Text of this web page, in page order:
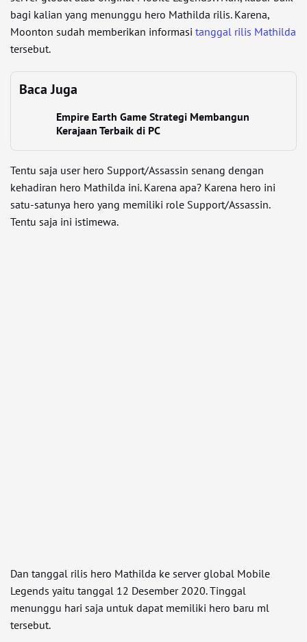
bagi kalian yang menunggu hero Mathilda rilis. Karena,
Moonton sudah memberikan informasi tanggal rilis Mathilda
tersebut.
Baca Juga
Empire Earth Game Strategi Membangun
Kerajaan Terbaik di PC
Tentu saja user hero Support/Assassin senang dengan
kehadiran hero Mathilda ini. Karena apa? Karena hero ini
satu-satunya hero yang memiliki role Support/Assassin.
Tentu saja ini istimewa.
Dan tanggal rilis hero Mathilda ke server global Mobile
Legends yaitu tanggal 12 Desember 2020. Tinggal
menunggu hari saja untuk dapat memiliki hero baru ml
tersebut.